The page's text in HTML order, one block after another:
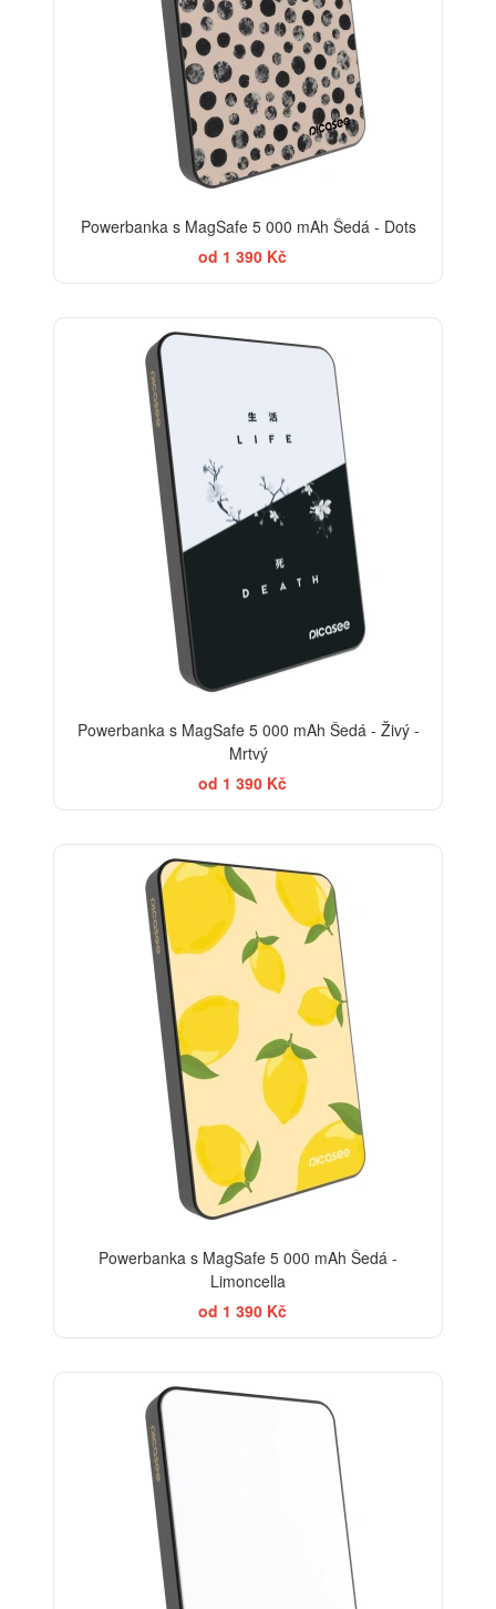
Powerbanka s MagSafe 5 000 mAh Šedá - Dots
od 1 390 Kč
Powerbanka s MagSafe 5 000 mAh Šedá - Živý -
Mrtvý
od 1 390 Kč
Powerbanka s MagSafe 5 000 mAh Šedá -
Limoncella
od 1 390 Kč